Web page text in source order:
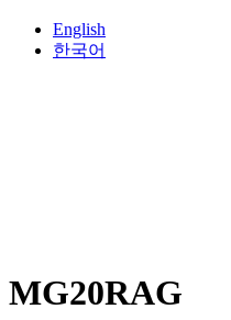
English
한국어
MG20RAG